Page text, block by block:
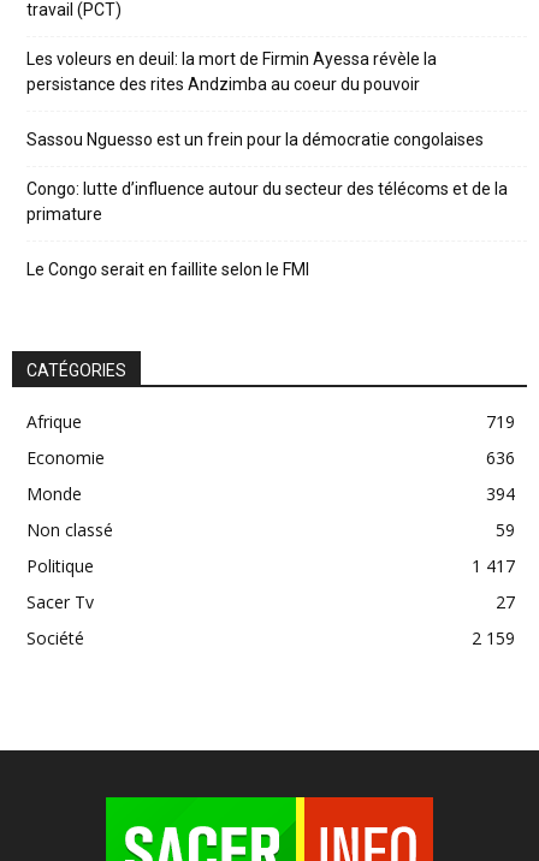
travail (PCT)
Les voleurs en deuil: la mort de Firmin Ayessa révèle la
persistance des rites Andzimba au coeur du pouvoir
Sassou Nguesso est un frein pour la démocratie congolaises
Congo: lutte d’influence autour du secteur des télécoms et de la
primature
Le Congo serait en faillite selon le FMI
CATÉGORIES
Afrique
719
Economie
636
Monde
394
Non classé
59
Politique
1 417
Sacer Tv
27
Société
2 159